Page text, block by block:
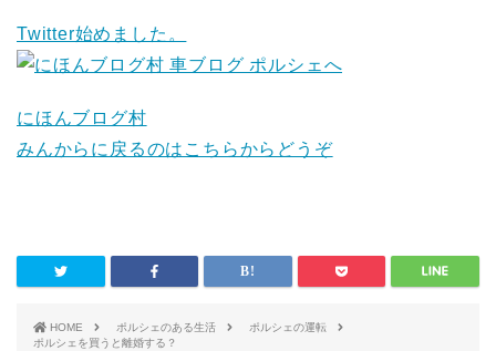
Twitter始めました。
にほんブログ村
みんからに戻るのはこちらからどうぞ
HOME ポルシェのある生活
ポルシェの運転
ポルシェを買うと離婚する？